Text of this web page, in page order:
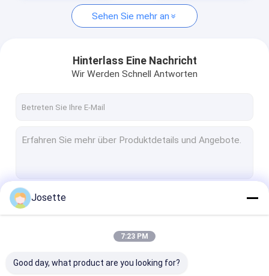
Mikroporöse Filter
Sehen Sie mehr an
Hinterlass Eine Nachricht
Wir Werden Schnell Antworten
Josette
7:23 PM
Good day, what product are you looking for?